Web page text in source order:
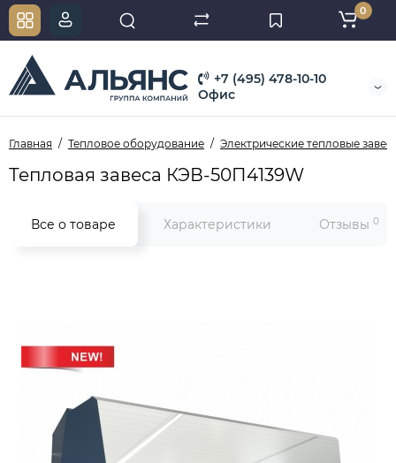
+7 (495) 478-10-10
Офис
0
Главная Тепловое оборудование Электрические тепловые
Тепловая завеса КЭВ-50П4139W
Все о товаре Характеристики Отзывы 0